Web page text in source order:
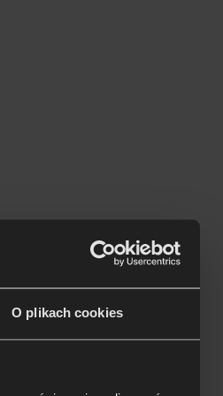
O plikach cookies